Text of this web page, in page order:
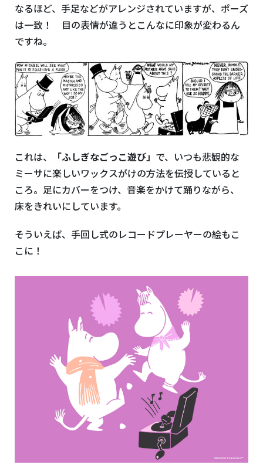
なるほど、手足などがアレンジされていますが、ポーズ
は一致！ 目の表情が違うとこんなに印象が変わるん
ですね。
これは、 「ふしぎなごっこ遊び」 で、いつも悲観的な
ミーサに楽しいワックスがけの方法を伝授していると
ころ。足にカバーをつけ、音楽をかけて踊りながら、
床をきれいにしています。
そういえば、手回し式のレコードプレーヤーの絵もこ
こに！